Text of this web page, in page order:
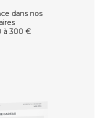
dans nos
à 300 €